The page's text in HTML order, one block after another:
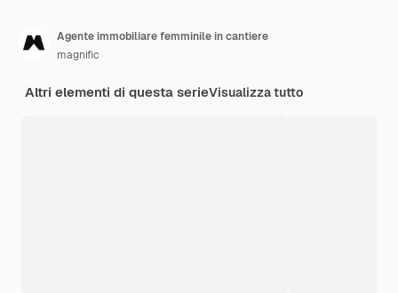
Agente immobiliare femminile in cantiere
magnific
Altri elementi di questa serieVisualizza tutto